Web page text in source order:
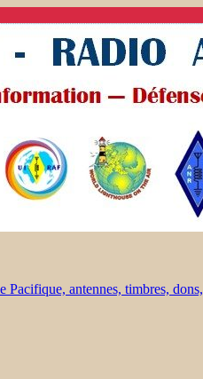
antennes, timbres, dons,